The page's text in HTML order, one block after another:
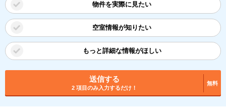
物件を実際に見たい
空室情報が知りたい
もっと詳細な情報がほしい
送信する
2 項目のみ入力するだけ！
無料